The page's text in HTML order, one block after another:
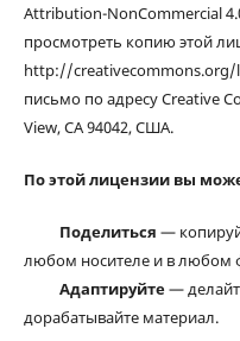
Attribution-NonCommercial
просмотреть копию этой
http://creativecommons.org/
письмо по адресу Creative
View, CA 94042, США.
По этой лицензии вы
Поделиться —
любом носителе и в любом
Адаптируйте—
дорабатывайте материал.